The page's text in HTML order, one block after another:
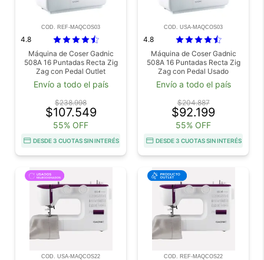
COD. REF-MAQCOS03
4.8
Máquina de Coser Gadnic
508A 16 Puntadas Recta Zig
Zag con Pedal Outlet
Envío a todo el país
$238.998
$107.549
55% OFF
DESDE 3 CUOTAS SIN INTERÉS
COD. USA-MAQCOS03
4.8
Máquina de Coser Gadnic
508A 16 Puntadas Recta Zig
Zag con Pedal Usado
Envío a todo el país
$204.887
$92.199
55% OFF
DESDE 3 CUOTAS SIN INTERÉS
COD. USA-MAQCOS22 COD. REF-MAQCOS22